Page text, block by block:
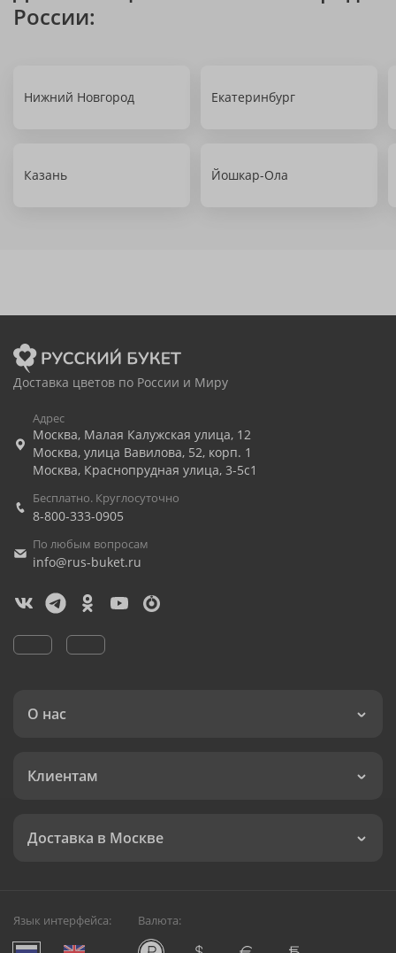
России:
Нижний Новгород Екатеринбург
Казань Йошкар-Ола
Доставка цветов по России и Миру
Адрес
Москва, Малая Калужская улица, 12
Москва, улица Вавилова, 52, корп. 1
Москва, Краснопрудная улица, 3-5с1
Бесплатно. Круглосуточно
8-800-333-0905
По любым вопросам
info@rus-buket.ru
О нас
Клиентам
Доставка в Москве
Язык интерфейса: Валюта: